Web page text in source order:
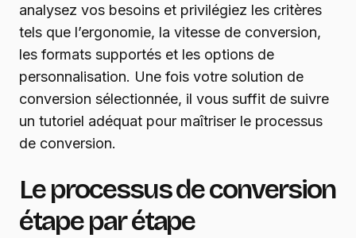
analysez vos besoins et privilégiez les critères
tels que l’ergonomie, la vitesse de conversion,
les formats supportés et les options de
personnalisation. Une fois votre solution de
conversion sélectionnée, il vous suffit de suivre
un tutoriel adéquat pour maîtriser le processus
de conversion.
Le processus de conversion
étape par étape